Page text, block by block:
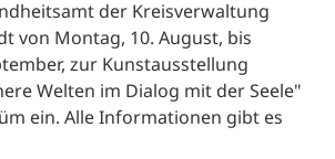
der Kreisverwaltung
von Montag, 10. August, bis
zur Kunstausstellung
Welten im Dialog mit der Seele"
ein. Alle Informationen gibt es